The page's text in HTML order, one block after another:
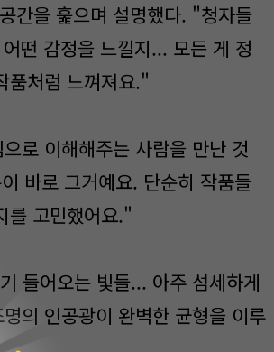
간을 훑으며 설명했다. "청자들
떤 감정을 느낄지... 모든 게 정
품처럼 느껴져요."
로 이해해주는 사람을 만난 것
바로 그거예요. 단순히 작품들
를 고민했어요."
들어오는 빛들... 아주 섬세하게
의 인공광이 완벽한 균형을 이루